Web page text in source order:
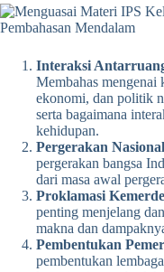
Interaksi
Membahas mengenai
ekonomi, dan politik
serta bagaimana
kehidupan.
Pergerakan
pergerakan bangsa
dari masa awal
Proklamasi
penting menjelang
makna dan
Pembentukan
pembentukan